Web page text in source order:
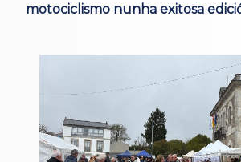
motociclismo nunha exitosa